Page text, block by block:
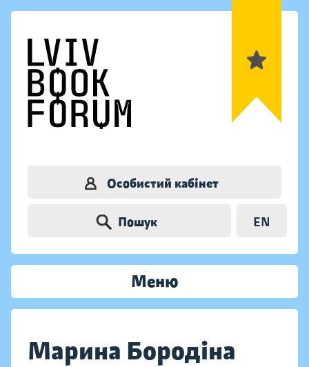
Особистий кабінет
Пошук EN
Меню
Марина Бородіна